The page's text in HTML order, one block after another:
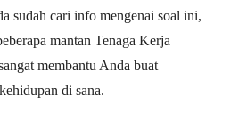
sudah cari info mengenai soal ini,
mantan Tenaga Kerja
membantu Anda buat
di sana.